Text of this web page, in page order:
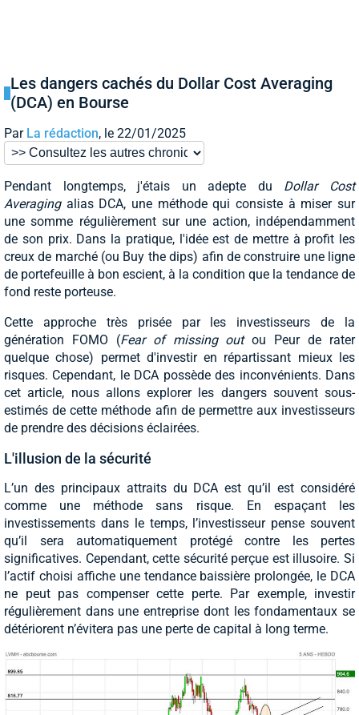
Les dangers cachés du Dollar Cost Averaging
(DCA) en Bourse
Par La rédaction, le 22/01/2025
Pendant longtemps, j'étais un adepte du Dollar Cost
Averagingalias DCA, une méthode qui consiste à miser sur
une somme régulièrement sur une action, indépendamment
de son prix. Dans la pratique, l'idée est de mettre à profit les
creux de marché (ou Buy the dips) afin de construire une ligne
de portefeuille à bon escient, à la condition que la tendance de
fond reste porteuse.
Cette approche très prisée par les investisseurs de la
génération FOMO (Fear of missing outou Peur de rater
quelque chose) permet d'investir en répartissant mieux les
risques. Cependant, le DCA possède des inconvénients. Dans
cet article, nous allons explorer les dangers souvent sous-
estimés de cette méthode afin de permettre aux investisseurs
de prendre des décisions éclairées.
L'illusion de la sécurité
L’un des principaux attraits du DCA est qu’il est considéré
comme une méthode sans risque. En espaçant les
investissements dans le temps, l’investisseur pense souvent
qu’il sera automatiquement protégé contre les pertes
significatives. Cependant, cette sécurité perçue est illusoire. Si
l’actif choisi affiche une tendance baissière prolongée, le DCA
ne peut pas compenser cette perte. Par exemple, investir
régulièrement dans une entreprise dont les fondamentaux se
détériorent n’évitera pas une perte de capital à long terme.